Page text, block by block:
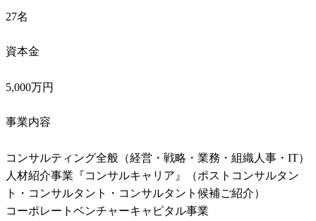
27名
資本金
5,000万円
事業内容
コンサルティング全般（経営・戦略・業務・組織人事・IT）
人材紹介事業『コンサルキャリア』（ポストコンサルタン
ト・コンサルタント・コンサルタント候補ご紹介）
コーポレートベンチャーキャピタル事業